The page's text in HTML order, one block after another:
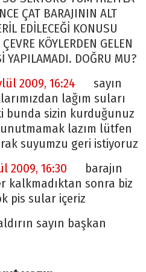
ÇAT BARAJININ ALT
EDİLECEĞİ KONUSU
KÖYLERDEN GELEN
YAPILAMADI. DOĞRU MU?
2009, 16:24
sayın
lağım suları
bunda sizin kurduğunuz
unutmamak lazım lütfen
suyumzu geri istiyoruz
2009, 16:30
barajın
kalkmadıktan sonra biz
pis sular içeriz
sayın başkan